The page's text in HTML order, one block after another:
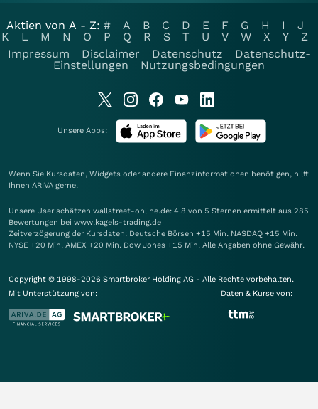
Aktien von A - Z: # A B C D E F G H I
J
K
L M N O P Q R S T U V W X Y
Z
Impressum
Disclaimer Datenschutz
Datenschutz-
Einstellungen
Nutzungsbedingungen
Unsere Apps:
Wenn Sie Kursdaten, Widgets oder andere Finanzinformationen benötigen, hilft
Ihnen ARIVA gerne.
Unsere User schätzen wallstreet-online.de: 4.8 von 5 Sternen ermittelt aus 285
Bewertungen bei www.kagels-trading.de
Zeitverzögerung der Kursdaten: Deutsche Börsen +15 Min. NASDAQ +15 Min.
NYSE +20 Min. AMEX +20 Min. Dow Jones +15 Min. Alle Angaben ohne Gewähr.
Copyright © 1998-2026 Smartbroker Holding AG - Alle Rechte vorbehalten.
Mit Unterstützung von:
Daten & Kurse von: